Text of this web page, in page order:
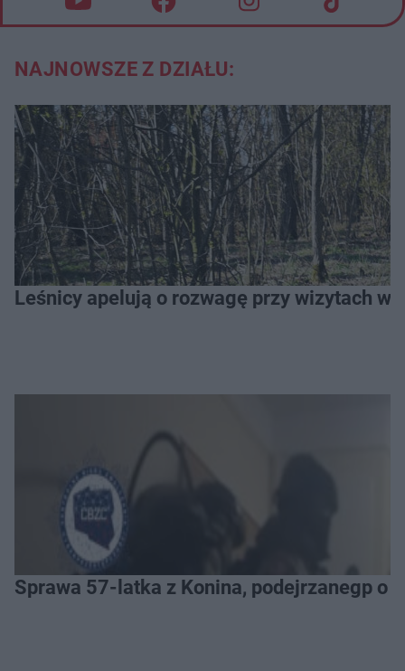
NAJNOWSZE Z DZIAŁU:
Leśnicy apelują o rozwagę przy wizytach w
Sprawa 57-latka z Konina, podejrzanegp o